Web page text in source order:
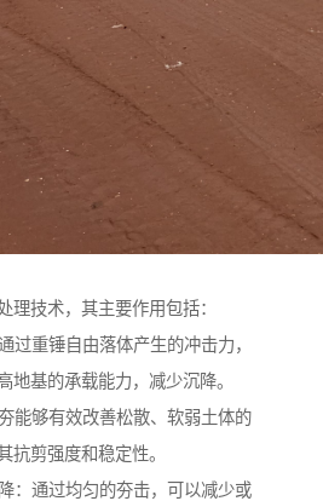
理技术，其主要作用包括：
过重锤自由落体产生的冲击力，
地基的承载能力，减少沉降。
能够有效改善松散、软弱土体的
抗剪强度和稳定性。
：通过均匀的夯击，可以减少或